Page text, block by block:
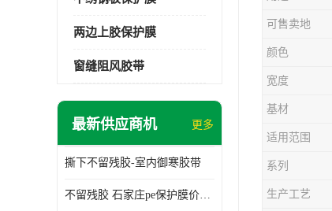
两边上胶保护膜
窗缝阻风胶带
最新供应商机 更多
撕下不留残胶-室内御寒胶带
不留残胶 石家庄pe保护膜价格 塑料薄膜
可售卖地
颜色
宽度
基材
适用范围
系列
生产工艺